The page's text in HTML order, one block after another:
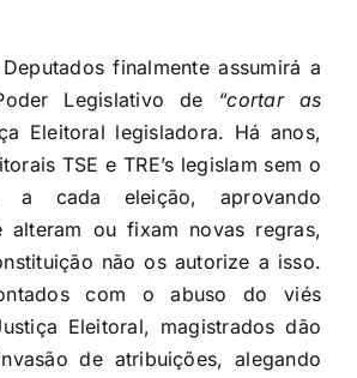
finalmente assumirá a
Legislativo de “cortar as
Eleitoral legisladora. Há anos,
TSE e TRE’s legislam sem o
a cada eleição, aprovando
alteram ou fixam novas regras,
não os autorize a isso.
com o abuso do viés
Eleitoral, magistrados dão
de atribuições, alegando